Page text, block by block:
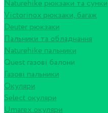
Naturehike рюкзаки та сумки
Victorinox рюкзаки, багаж
Deuter рюкзаки
Пальники та обладнання
Naturehike пальники
Quest газові балони
Газові пальники
Окуляри
Select окуляри
Umarex окуляри